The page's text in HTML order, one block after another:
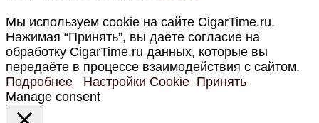
Мы используем cookie на сайте CigarTime.ru.
Нажимая “Принять”, вы даёте согласие на
обработку CigarTime.ru данных, которые вы
передаёте в процессе взаимодействия с сайтом.
Подробнее
Настройки Cookie Принять
Manage consent